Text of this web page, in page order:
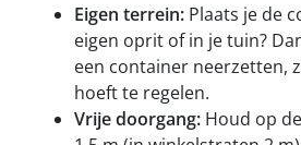
Eigen terrein: Plaats je de
eigen oprit of in je tuin?
een container neerzetten,
hoeft te regelen.
Vrije doorgang: Houd op